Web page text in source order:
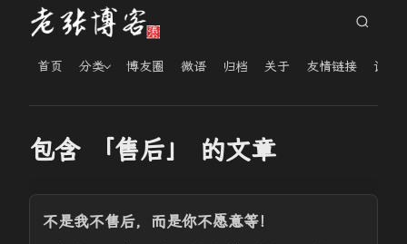
首页 分类 博友圈 微语 归档 关于 友情链接 读者
包含 「售后」 的文章
不是我不售后，而是你不愿意等！